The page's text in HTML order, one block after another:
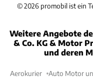
©2026 promobil ist ein
Weitere Angebote
& Co. KG & Motor
und deren
Aerokurier Auto Motor